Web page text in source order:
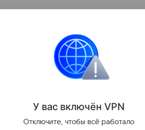
месяцев не изменится,
50% до 100% и повышение
барьер. По словам Шедько,
в Россию по этому
У вас включён VPN
Отключите, чтобы всё работало